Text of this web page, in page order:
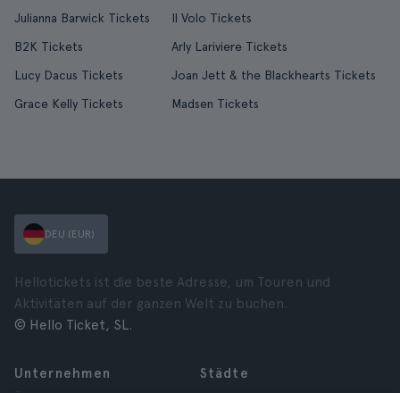
Julianna Barwick Tickets
Il Volo Tickets
B2K Tickets
Arly Lariviere Tickets
Lucy Dacus Tickets
Joan Jett & the Blackhearts Tickets
Grace Kelly Tickets
Madsen Tickets
DEU (EUR)
Hellotickets ist die beste Adresse, um Touren und
Aktivitäten auf der ganzen Welt zu buchen.
© Hello Ticket, SL.
Unternehmen
Städte